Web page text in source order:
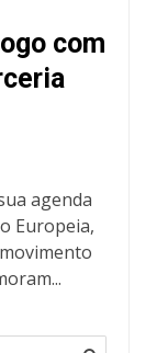
com
agenda
Europeia,